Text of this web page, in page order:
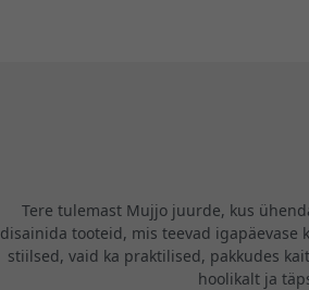
Tere tulemast Mujjo juurde, kus
disainida tooteid, mis teevad
stiilsed, vaid ka praktilised, pakkudes
hoolikalt ja